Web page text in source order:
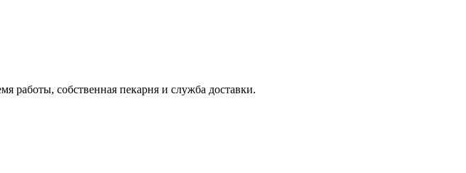
работы, собственная пекарня и служба доставки.